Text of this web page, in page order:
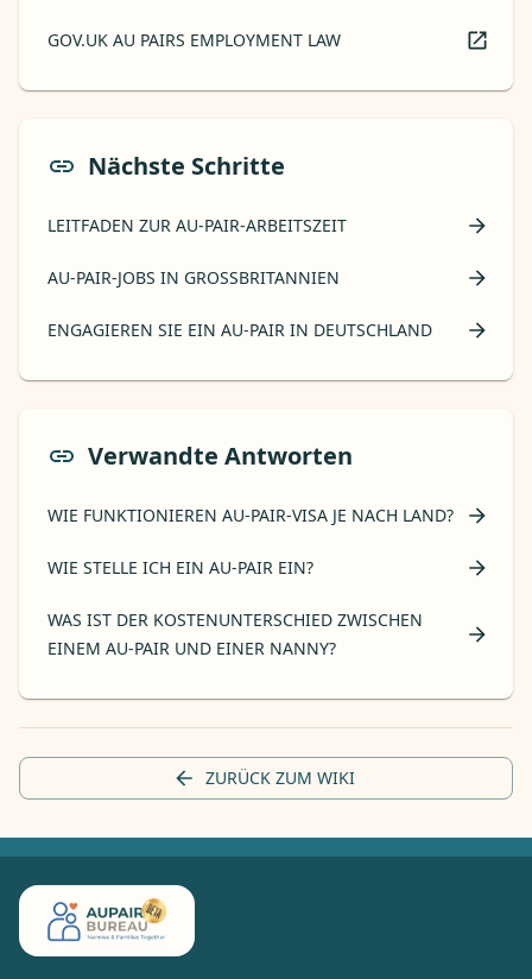
GOV.UK AU PAIRS EMPLOYMENT LAW
Nächste Schritte
LEITFADEN ZUR AU-PAIR-ARBEITSZEIT
AU-PAIR-JOBS IN GROSSBRITANNIEN
ENGAGIEREN SIE EIN AU-PAIR IN DEUTSCHLAND
Verwandte Antworten
WIE FUNKTIONIEREN AU-PAIR-VISA JE NACH LAND?
WIE STELLE ICH EIN AU-PAIR EIN?
WAS IST DER KOSTENUNTERSCHIED ZWISCHEN
EINEM AU-PAIR UND EINER NANNY?
ZURÜCK ZUM WIKI